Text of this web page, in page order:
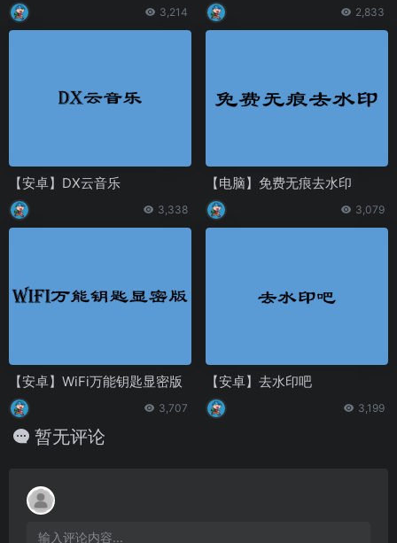
3,214 2,833
【安卓】DX云音乐
3,338
【电脑】免费无痕去水印
3,079
【安卓】WiFi万能钥匙显密版
3,707
【安卓】去水印吧
3,199
暂无评论